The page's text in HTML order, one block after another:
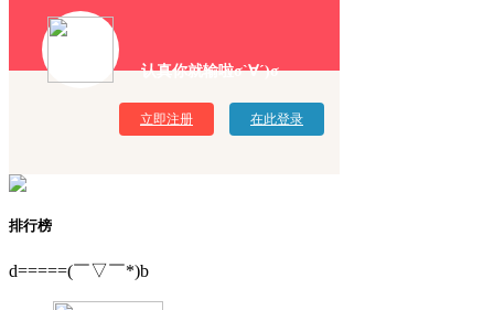
认真你就输啦σ`∀´)σ
立即注册 在此登录
排行榜
d=====(￣▽￣*)b